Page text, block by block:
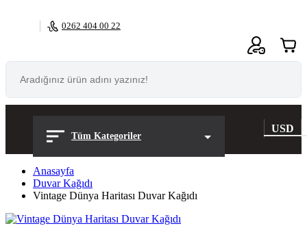
0262 404 00 22
0
Tüm Kategoriler
USD
Anasayfa
Duvar Kağıdı
Vintage Dünya Haritası Duvar Kağıdı